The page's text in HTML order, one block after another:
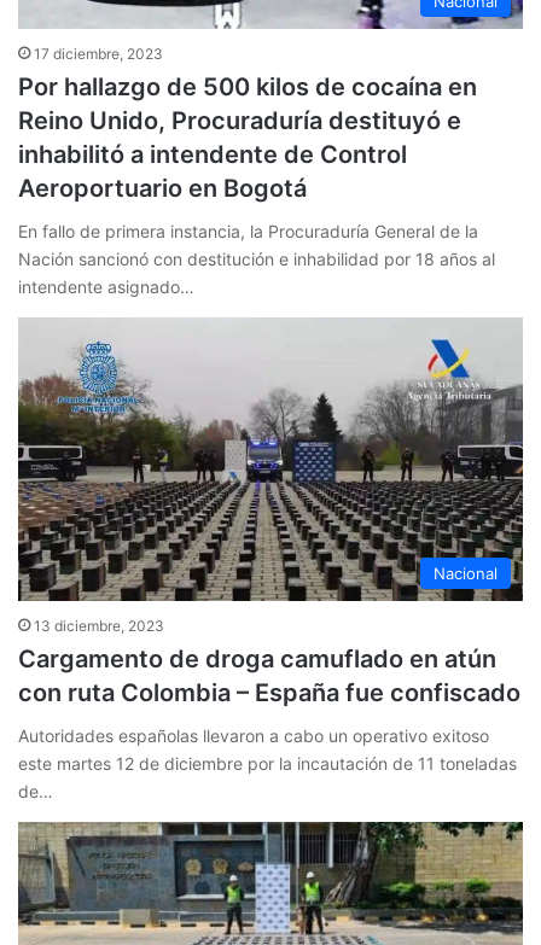
17 diciembre, 2023
Por hallazgo de 500 kilos de cocaína en
Reino Unido, Procuraduría destituyó e
inhabilitó a intendente de Control
Aeroportuario en Bogotá
En fallo de primera instancia, la Procuraduría General de la
Nación sancionó con destitución e inhabilidad por 18 años al
intendente asignado…
Nacional
13 diciembre, 2023
Cargamento de droga camuflado en atún
con ruta Colombia – España fue confiscado
Autoridades españolas llevaron a cabo un operativo exitoso
este martes 12 de diciembre por la incautación de 11 toneladas
de…